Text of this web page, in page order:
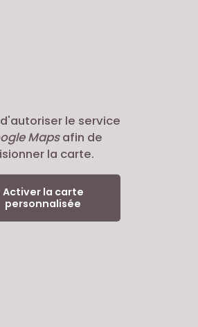
le service
Mapsafin de
la carte.
Activer la carte
personnalisée